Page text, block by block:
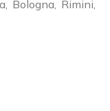
Bologna, Rimini,